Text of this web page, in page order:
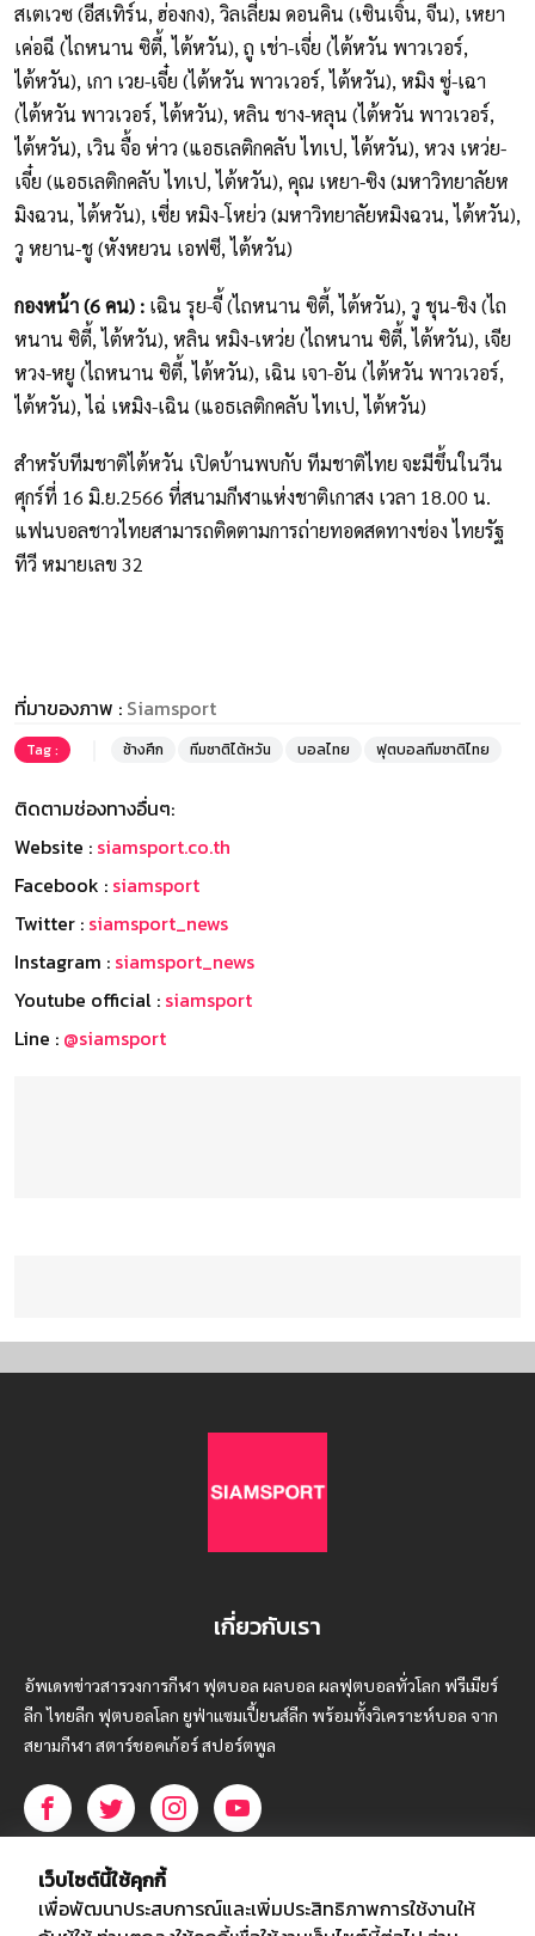
สเตเวซ (อีสเทิร์น, ฮ่องกง), วิลเลี่ยม ดอนคิน (เซินเจิ้น, จีน), เหยา
เค่อฉี (ไถหนาน ซิตี้, ไต้หวัน), ถู เช่า-เจี่ย (ไต้หวัน พาวเวอร์,
ไต้หวัน), เกา เวย-เจี๋ย (ไต้หวัน พาวเวอร์, ไต้หวัน), หมิง ซู่-เฉา
(ไต้หวัน พาวเวอร์, ไต้หวัน), หลิน ชาง-หลุน (ไต้หวัน พาวเวอร์,
ไต้หวัน), เวิน จื้อ ห่าว (แอธเลติกคลับ ไทเป, ไต้หวัน), หวง เหว่ย-
เจี๋ย (แอธเลติกคลับ ไทเป, ไต้หวัน), คุณ เหยา-ซิง (มหาวิทยาลัยห
มิงฉวน, ไต้หวัน), เซี่ย หมิง-โหย่ว (มหาวิทยาลัยหมิงฉวน, ไต้หวัน),
วู หยาน-ชู (หังหยวน เอฟซี, ไต้หวัน)
กองหน้า (6 คน) : เฉิน รุย-จี้ (ไถหนาน ซิตี้, ไต้หวัน), วู ชุน-ชิง (ไถ
หนาน ซิตี้, ไต้หวัน), หลิน หมิง-เหว่ย (ไถหนาน ซิตี้, ไต้หวัน), เจีย
หวง-หยู (ไถหนาน ซิตี้, ไต้หวัน), เฉิน เจา-อัน (ไต้หวัน พาวเวอร์,
ไต้หวัน), ไฉ่ เหมิง-เฉิน (แอธเลติกคลับ ไทเป, ไต้หวัน)
สำหรับทีมชาติไต้หวัน เปิดบ้านพบกับ ทีมชาติไทย จะมีขึ้นในวีน
ศุกร์ที่ 16 มิ.ย.2566 ที่สนามกีฬาแห่งชาติเกาสง เวลา 18.00 น.
แฟนบอลชาวไทยสามารถติดตามการถ่ายทอดสดทางช่อง ไทยรัฐ
ทีวี หมายเลข 32
ที่มาของภาพ : Siamsport
Tag : ช้างศึก ทีมชาติไต้หวัน บอลไทย ฟุตบอลทีมชาติไทย
ติดตามช่องทางอื่นๆ:
Website : siamsport.co.th
Facebook : siamsport
Twitter : siamsport_news
Instagram : siamsport_news
Youtube official : siamsport
Line : @siamsport
เกี่ยวกับเรา
อัพเดทข่าวสารวงการกีฬา ฟุตบอล ผลบอล ผลฟุตบอลทั่วโลก ฟรีเมียร์
ลีก ไทยลีก ฟุตบอลโลก ยูฟ่าแซมเปี้ยนส์ลีก พร้อมทั้งวิเคราะห์บอล จาก
สยามกีฬา สตาร์ชอคเก้อร์ สปอร์ตพูล
บริษัท สยามสปอร์ต ซินติเคท จำกัด (มหาชน)
เลขที่ 66/26 - 29 ซอยรามอินทรา 40
ถนนรามอินทรา แขวงนวลจันทร์
เว็บไซต์นี้ใช้คุกกี้
เพื่อพัฒนาประสบการณ์และเพิ่มประสิทธิภาพการใช้งานให้